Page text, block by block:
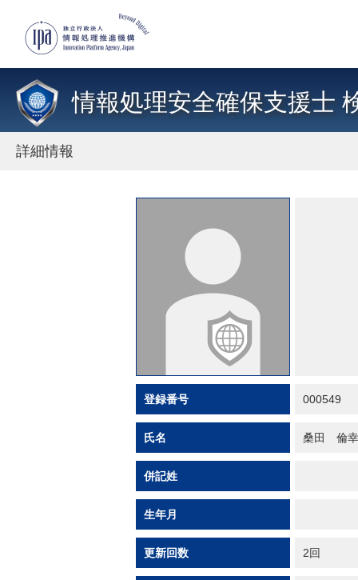
情報処理安全確保支援士
詳細情報
登録番号 000549
氏名 桑田 倫幸
併記姓
生年月
更新回数 2回